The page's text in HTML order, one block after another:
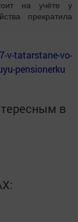
на учёте у
прекратила
tatarstane-vo-
pensionerku
в